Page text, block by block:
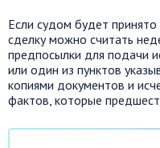
Если судом будет
сделку можно считать
предпосылки для подачи
или один из пунктов
копиями документов и
фактов, которые